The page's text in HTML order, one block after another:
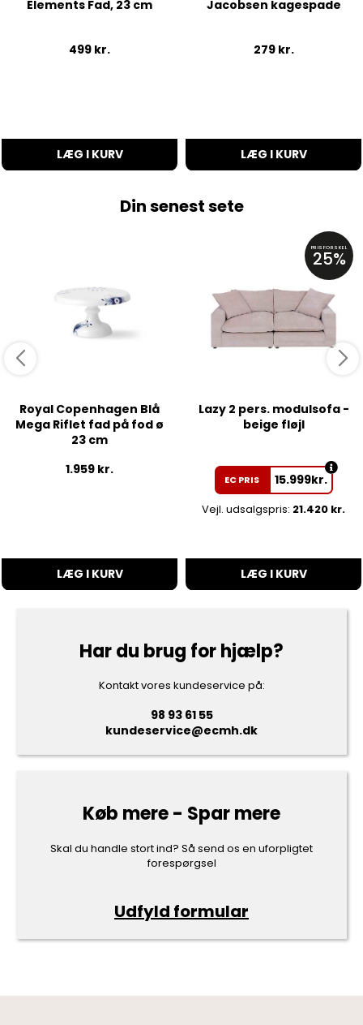
Elements Fad, 23 cm
499 kr.
LÆG I KURV
Jacobsen kagespade
279 kr.
LÆG I KURV
Din senest sete
Royal Copenhagen Blå
Mega Riflet fad på fod ø
23 cm
1.959 kr.
LÆG I KURV
PRISFORSKEL
25%
Lazy 2 pers. modulsofa -
beige fløjl
EC PRIS 15.999kr.
Vejl. udsalgspris: 21.420 kr.
LÆG I KURV
Har du brug for hjælp?
Kontakt vores kundeservice på:
98 93 61 55
kundeservice@ecmh.dk
Køb mere - Spar mere
Skal du handle stort ind? Så send os en uforpligtet
forespørgsel
Udfyld formular